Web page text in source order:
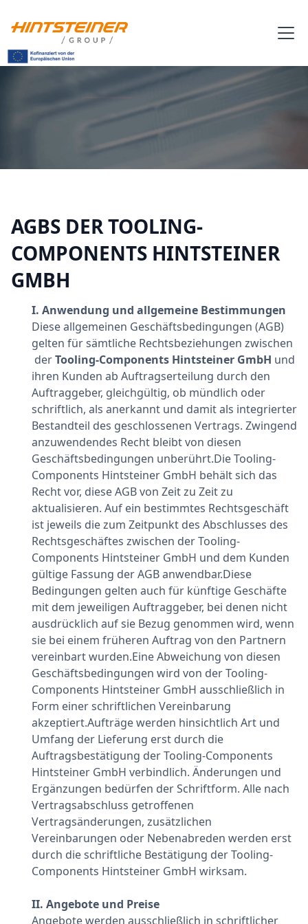
AGBS DER TOOLING-
COMPONENTS HINTSTEINER
GMBH
I. Anwendung und allgemeine Bestimmungen
Diese allgemeinen Geschäftsbedingungen (AGB)
gelten für sämtliche Rechtsbeziehungen zwischen
derTooling-Components Hintsteiner GmbH und
ihren Kunden ab Auftragserteilung durch den
Auftraggeber, gleichgültig, ob mündlich oder
schriftlich, als anerkannt und damit als integrierter
Bestandteil des geschlossenen Vertrags. Zwingend
anzuwendendes Recht bleibt von diesen
Geschäftsbedingungen unberührt.Die Tooling-
Components Hintsteiner GmbH behält sich das
Recht vor, diese AGB von Zeit zu Zeit zu
aktualisieren. Auf ein bestimmtes Rechtsgeschäft
ist jeweils die zum Zeitpunkt des Abschlusses des
Rechtsgeschäftes zwischen der Tooling-
Components Hintsteiner GmbH und dem Kunden
gültige Fassung der AGB anwendbar.Diese
Bedingungen gelten auch für künftige Geschäfte
mit dem jeweiligen Auftraggeber, bei denen nicht
ausdrücklich auf sie Bezug genommen wird, wenn
sie bei einem früheren Auftrag von den Partnern
vereinbart wurden.Eine Abweichung von diesen
Geschäftsbedingungen wird von der Tooling-
Components Hintsteiner GmbH ausschließlich in
Form einer schriftlichen Vereinbarung
akzeptiert.Aufträge werden hinsichtlich Art und
Umfang der Lieferung erst durch die
Auftragsbestätigung der Tooling-Components
Hintsteiner GmbH verbindlich. Änderungen und
Ergänzungen bedürfen der Schriftform. Alle nach
Vertragsabschluss getroffenen
Vertragsänderungen, zusätzlichen
Vereinbarungen oder Nebenabreden werden erst
durch die schriftliche Bestätigung der Tooling-
Components Hintsteiner GmbH wirksam.
II. Angebote und Preise
Angebote werden ausschließlich in schriftlicher